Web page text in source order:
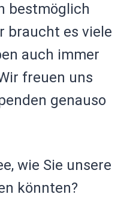
bestmöglich
braucht es viele
auch immer
freuen uns
genauso
wie Sie unsere
könnten?